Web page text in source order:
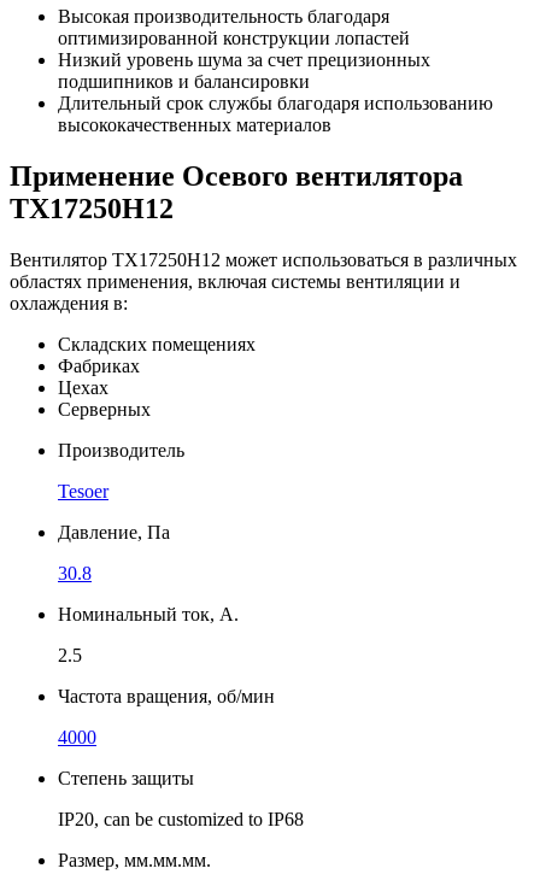
Высокая производительность благодаря
оптимизированной конструкции лопастей
Низкий уровень шума за счет прецизионных
подшипников и балансировки
Длительный срок службы благодаря использованию
высококачественных материалов
Применение Осевого вентилятора
TX17250H12
Вентилятор TX17250H12 может использоваться в различных
областях применения, включая системы вентиляции и
охлаждения в:
Складских помещениях
Фабриках
Цехах
Серверных
Производитель
Tesoer
Давление, Па
30.8
Номинальный ток, А.
2.5
Частота вращения, об/мин
4000
Степень защиты
IP20, can be customized to IP68
Размер, мм.мм.мм.